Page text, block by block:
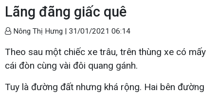
Lãng đãng giấc quê
Nông Thị Hưng | 31/01/2021 06:14
Theo sau một chiếc xe trâu, trên thùng xe có mấy
cái đòn cùng vài đôi quang gánh.
Tuy là đường đất nhưng khá rộng. Hai bên đường